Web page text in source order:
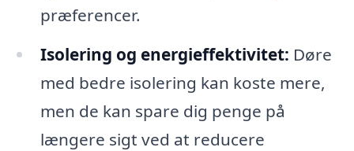
præferencer.
Isolering og energieffektivitet: Døre
med bedre isolering kan koste mere,
men de kan spare dig penge på
længere sigt ved at reducere